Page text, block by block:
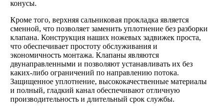
конусы.
Кроме того, верхняя сальниковая прокладка является
сменной, что позволяет заменить уплотнение без разборки
клапана. Конструкция наших ножевых задвижек проста,
что обеспечивает простоту обслуживания и
экономичность монтажа. Клапаны являются
двунаправленными и позволяют устанавливать их без
каких-либо ограничений по направлению потока.
Защищенное уплотнение, высококачественные материалы
и полный, гладкий канал обеспечивают отличную
производительность и длительный срок службы.